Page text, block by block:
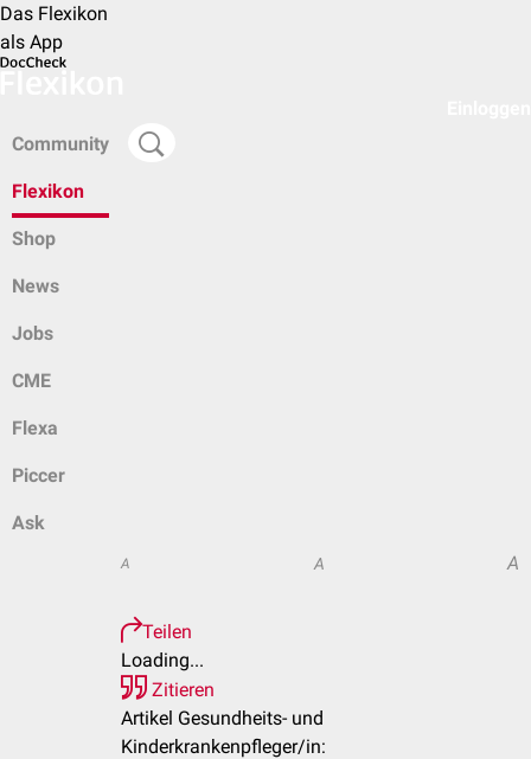
Das Flexikon
als App
Community
Flexikon
Shop
News
Jobs
CME
Flexa
Piccer
Ask
A A A
Teilen
Loading...
Zitieren
Artikel Gesundheits- und
Kinderkrankenpfleger/in: